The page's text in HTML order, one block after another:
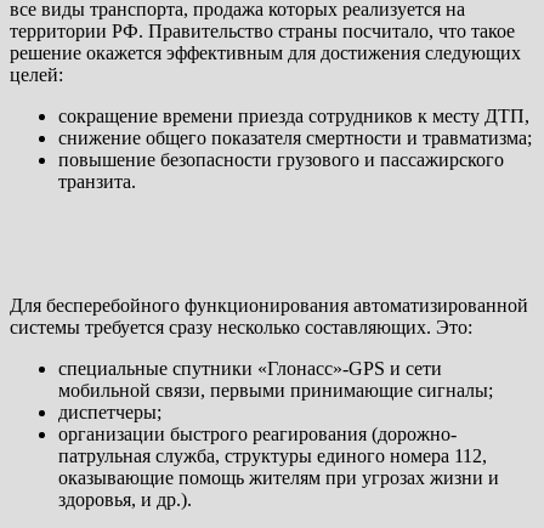
все виды транспорта, продажа которых реализуется на
территории РФ. Правительство страны посчитало, что такое
решение окажется эффективным для достижения следующих
целей:
сокращение времени приезда сотрудников к месту ДТП,
снижение общего показателя смертности и травматизма;
повышение безопасности грузового и пассажирского
транзита.
Для бесперебойного функционирования автоматизированной
системы требуется сразу несколько составляющих. Это:
специальные спутники «Глонасс»-GPS и сети
мобильной связи, первыми принимающие сигналы;
диспетчеры;
организации быстрого реагирования (дорожно-
патрульная служба, структуры единого номера 112,
оказывающие помощь жителям при угрозах жизни и
здоровья, и др.).